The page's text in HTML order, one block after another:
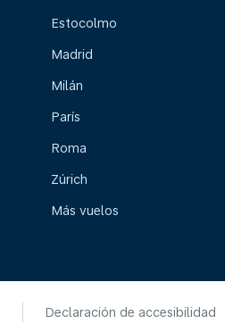
Estocolmo
Madrid
Milán
París
Roma
Zúrich
Más vuelos
Declaración de accesibilidad